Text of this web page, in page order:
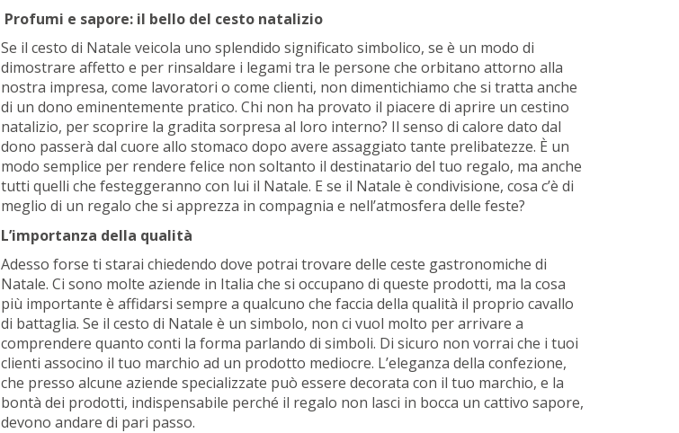
Profumi e sapore: il bello del cesto natalizio
Se il cesto di Natale veicola uno splendido significato simbolico, se è un modo di
dimostrare affetto e per rinsaldare i legami tra le persone che orbitano attorno alla
nostra impresa, come lavoratori o come clienti, non dimentichiamo che si tratta anche
di un dono eminentemente pratico. Chi non ha provato il piacere di aprire un cestino
natalizio, per scoprire la gradita sorpresa al loro interno? Il senso di calore dato dal
dono passerà dal cuore allo stomaco dopo avere assaggiato tante prelibatezze. È un
modo semplice per rendere felice non soltanto il destinatario del tuo regalo, ma anche
tutti quelli che festeggeranno con lui il Natale. E se il Natale è condivisione, cosa c’è di
meglio di un regalo che si apprezza in compagnia e nell’atmosfera delle feste?
L’importanza della qualità
Adesso forse ti starai chiedendo dove potrai trovare delle ceste gastronomiche di
Natale. Ci sono molte aziende in Italia che si occupano di queste prodotti, ma la cosa
più importante è affidarsi sempre a qualcuno che faccia della qualità il proprio cavallo
di battaglia. Se il cesto di Natale è un simbolo, non ci vuol molto per arrivare a
comprendere quanto conti la forma parlando di simboli. Di sicuro non vorrai che i tuoi
clienti associno il tuo marchio ad un prodotto mediocre. L’eleganza della confezione,
che presso alcune aziende specializzate può essere decorata con il tuo marchio, e la
bontà dei prodotti, indispensabile perché il regalo non lasci in bocca un cattivo sapore,
devono andare di pari passo.